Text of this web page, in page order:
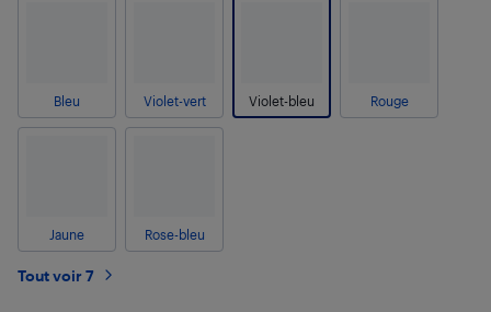
Bleu Violet-vert Violet-bleu Rouge
Jaune Rose-bleu
Tout voir 7